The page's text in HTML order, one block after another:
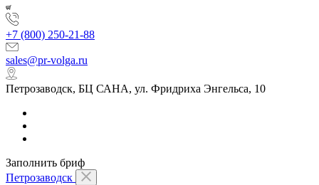
+7 (800) 250-21-88
sales@pr-volga.ru
Петрозаводск, БЦ САНА, ул. Фридриха Энгельса, 10
Заполнить бриф
Петрозаводск